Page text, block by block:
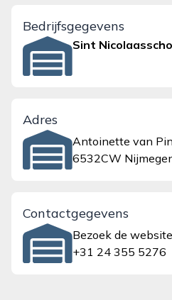
Bedrijfsgegevens
Sint
Adres
Antoinette van
6532CW
Contactgegevens
Bezoek de website
+31 24 355 5276